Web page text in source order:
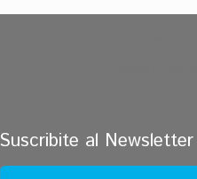
Suscribite al Newsletter